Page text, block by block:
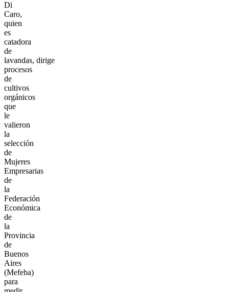
Di
Caro,
quien
es
catadora
de
lavandas, dirige
procesos
de
cultivos
orgánicos
que
le
valieron
la
selección
de
Mujeres
Empresarias
de
la
Federación
Económica
de
la
Provincia
de
Buenos
Aires
(Mefeba)
para